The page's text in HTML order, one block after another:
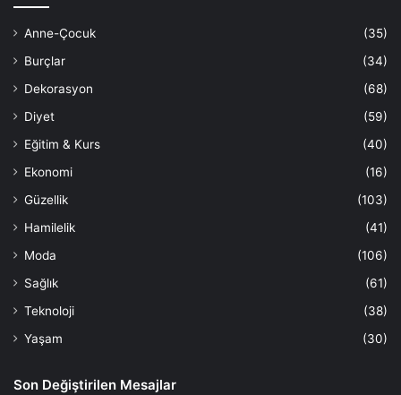
Anne-Çocuk
(35)
Burçlar
(34)
Dekorasyon
(68)
Diyet
(59)
Eğitim & Kurs
(40)
Ekonomi
(16)
Güzellik
(103)
Hamilelik
(41)
Moda
(106)
Sağlık
(61)
Teknoloji
(38)
Yaşam
(30)
Son Değiştirilen Mesajlar